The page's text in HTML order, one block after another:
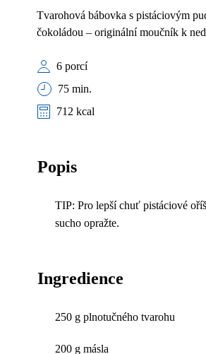
Tvarohová bábovka s pistáciovým
čokoládou – originální moučník k
6 porcí
75 min.
712 kcal
Popis
TIP: Pro lepší chuť pistáciové
sucho opražte.
Ingredience
250 g plnotučného tvarohu
200 g másla